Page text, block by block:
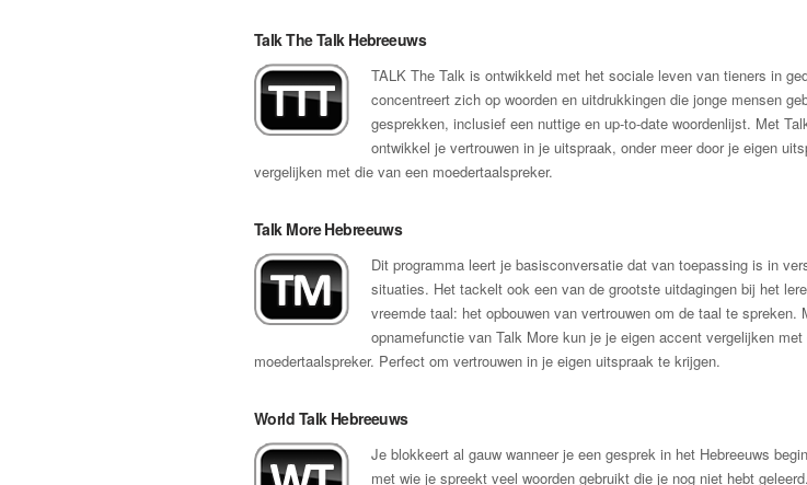
Talk The Talk Hebreeuws
TALK The Talk is ontwikkeld met het sociale leven van tieners in
concentreert zich op woorden en uitdrukkingen die jonge mensen
gesprekken, inclusief een nuttige en up-to-date woordenlijst. Met
ontwikkel je vertrouwen in je uitspraak, onder meer door je eigen
vergelijken met die van een moedertaalspreker.
Talk More Hebreeuws
Dit programma leert je basisconversatie dat van toepassing is in
situaties. Het tackelt ook een van de grootste uitdagingen bij het
vreemde taal: het opbouwen van vertrouwen om de taal te spreken.
opnamefunctie van Talk More kun je je eigen accent vergelijken
moedertaalspreker. Perfect om vertrouwen in je eigen uitspraak te krijgen.
World Talk Hebreeuws
Je blokkeert al gauw wanneer je een gesprek in het Hebreeuws
met wie je spreekt veel woorden gebruikt die je nog niet hebt